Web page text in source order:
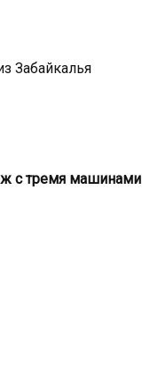
Забайкалья
с тремя машинами